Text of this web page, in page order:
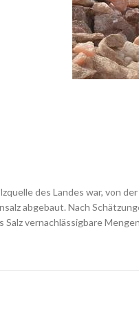
des Landes war, von
abgebaut. Nach
vernachlässigbare